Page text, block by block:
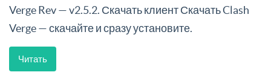
Verge Rev — v2.5.2. Скачать клиент Скачать Clash
Verge — скачайте и сразу установите.
Читать